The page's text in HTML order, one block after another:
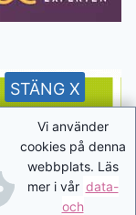
Vi använder
cookies på denna
webbplats. Läs
mer i vår data-
och
STÄNG X